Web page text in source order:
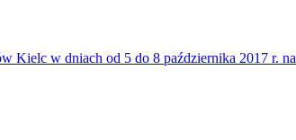
Kielc w dniach od 5 do 8 października 2017 r. na